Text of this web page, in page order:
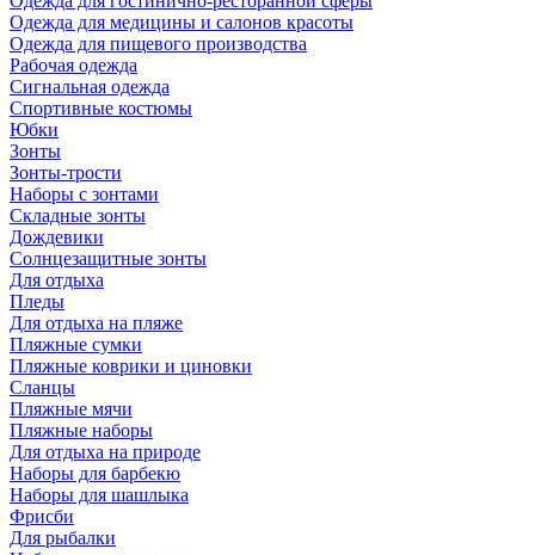
Одежда для медицины и салонов красоты
Одежда для пищевого производства
Рабочая одежда
Сигнальная одежда
Спортивные костюмы
Юбки
Зонты
Зонты-трости
Наборы с зонтами
Складные зонты
Дождевики
Солнцезащитные зонты
Для отдыха
Пледы
Для отдыха на пляже
Пляжные сумки
Пляжные коврики и циновки
Сланцы
Пляжные мячи
Пляжные наборы
Для отдыха на природе
Наборы для барбекю
Наборы для шашлыка
Фрисби
Для рыбалки